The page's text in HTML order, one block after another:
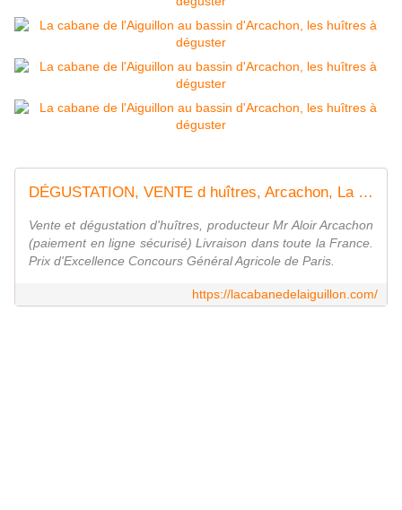
DÉGUSTATION, VENTE d huîtres, Arcachon, La Cabane de l'Aiguillon, Bassin d'Arcachon
Vente et dégustation d'huîtres, producteur Mr Aloir Arcachon
(paiement en ligne sécurisé) Livraison dans toute la France.
Prix d'Excellence Concours Général Agricole de Paris.
https://lacabanedelaiguillon.com/